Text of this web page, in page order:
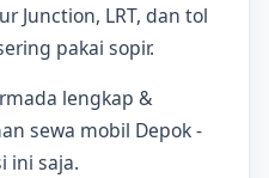
Junction, LRT, dan tol
pakai sopir.
lengkap &
sewa mobil Depok -
ini saja.